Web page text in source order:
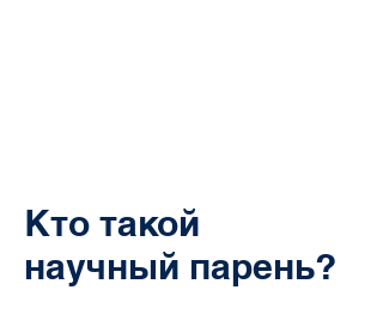
Кто такой
научный парень?